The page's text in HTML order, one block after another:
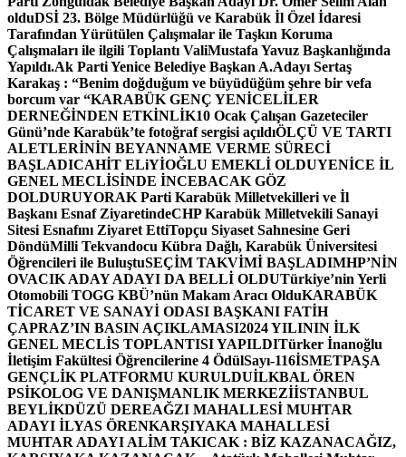
olduDSİ 23. Bölge Müdürlüğü ve Karabük İl Özel İdaresi
Tarafından Yürütülen Çalışmalar ile Taşkın Koruma
Çalışmaları ile ilgili Toplantı ValiMustafa Yavuz Başkanlığında
Yapıldı.Ak Parti Yenice Belediye Başkan A.Adayı Sertaş
Karakaş : “Benim doğduğum ve büyüdüğüm şehre bir vefa
borcum var “KARABÜK GENÇ YENİCELİLER
DERNEĞİNDEN ETKİNLİK10 Ocak Çalışan Gazeteciler
Günü’nde Karabük’te fotoğraf sergisi açıldıÖLÇÜ VE TARTI
ALETLERİNİN BEYANNAME VERME SÜRECİ
BAŞLADICAHİT ELiYİOĞLU EMEKLİ OLDUYENİCE İL
GENEL MECLİSİNDE İNCEBACAK GÖZ
DOLDURUYORAK Parti Karabük Milletvekilleri ve İl
Başkanı Esnaf ZiyaretindeCHP Karabük Milletvekili Sanayi
Sitesi Esnafını Ziyaret EttiTopçu Siyaset Sahnesine Geri
DöndüMilli Tekvandocu Kübra Dağlı, Karabük Üniversitesi
Öğrencileri ile BuluştuSEÇİM TAKVİMİ BAŞLADIMHP’NİN
OVACIK ADAY ADAYI DA BELLİ OLDUTürkiye’nin Yerli
Otomobili TOGG KBÜ’nün Makam Aracı OlduKARABÜK
TİCARET VE SANAYİ ODASI BAŞKANI FATİH
ÇAPRAZ’IN BASIN AÇIKLAMASI2024 YILININ İLK
GENEL MECLİS TOPLANTISI YAPILDITürker İnanoğlu
İletişim Fakültesi Öğrencilerine 4 ÖdülSayı-116İSMETPAŞA
GENÇLİK PLATFORMU KURULDUİLKBAL ÖREN
PSİKOLOG VE DANIŞMANLIK MERKEZİİSTANBUL
BEYLİKDÜZÜ DEREAĞZI MAHALLESİ MUHTAR
ADAYI İLYAS ÖRENKARŞIYAKA MAHALLESİ
MUHTAR ADAYI ALİM TAKICAK : BİZ KAZANACAĞIZ,